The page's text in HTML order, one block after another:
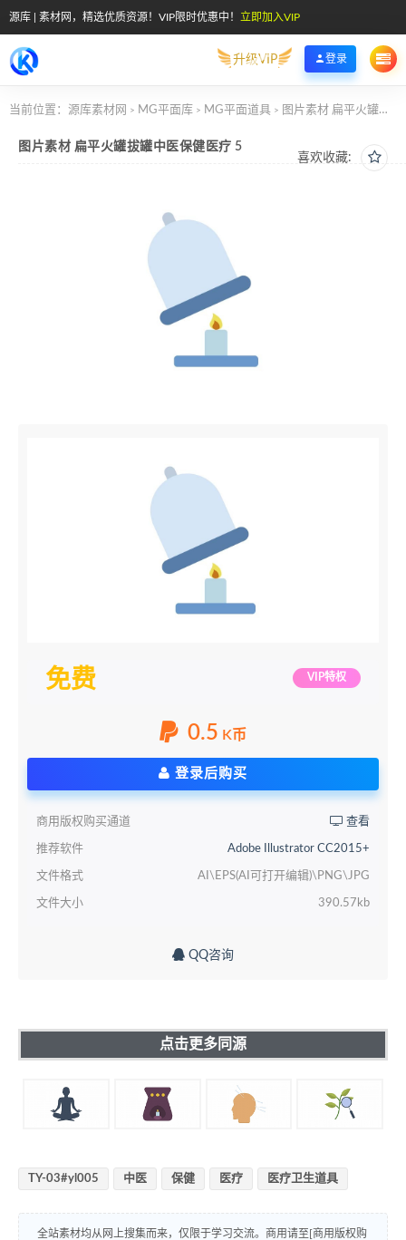
源库 | 素材网，精选优质资源！VIP限时优惠中！ 立即加入VIP
升级VIP 登录
当前位置： 源库素材网 > MG平面库 > MG平面道具 > 图片素材 扁平火罐拔罐中医保健医疗 5
喜欢收藏:
图片素材 扁平火罐拔罐中医保健医疗 5
免费 VIP特权
0.5 K币
登录后购买
商用版权购买通道 查看
推荐软件 Adobe Illustrator CC2015+
文件格式 AI\EPS(AI可打开编辑)\PNG\JPG
文件大小 390.57kb
QQ咨询
点击更多同源
TY-03#yl005 中医 保健 医疗 医疗卫生道具
全站素材均从网上搜集而来，仅限于学习交流。商用请至[商用版权购